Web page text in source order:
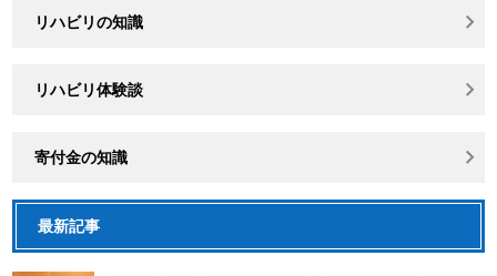
リハビリの知識
リハビリ体験談
寄付金の知識
最新記事